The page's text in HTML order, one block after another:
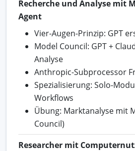
Recherche und Analyse mit
Agent
Vier-Augen-Prinzip: GPT
Model Council: GPT +
Analyse
Anthropic-Subprocessor
Spezialisierung: Solo-
Workflows
Übung: Marktanalyse mit
Council)
Researcher mit